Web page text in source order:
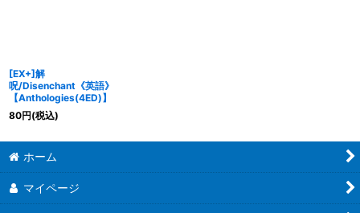
[EX+]解
呪/Disenchant《英語》
【Anthologies(4ED)】
80円(税込)
ホーム
マイページ